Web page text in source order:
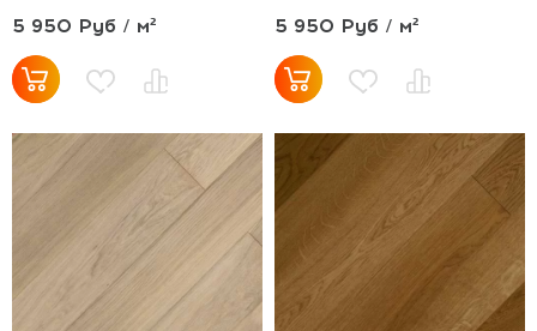
5 950 Руб / м² 5 950 Руб / м²